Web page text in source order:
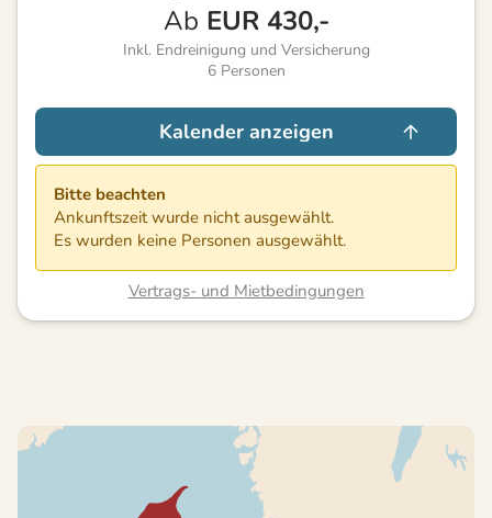
Ab EUR 430,-
Inkl. Endreinigung und Versicherung
6 Personen
Kalender anzeigen
Bitte beachten
Ankunftszeit wurde nicht ausgewählt.
Es wurden keine Personen ausgewählt.
Vertrags- und Mietbedingungen